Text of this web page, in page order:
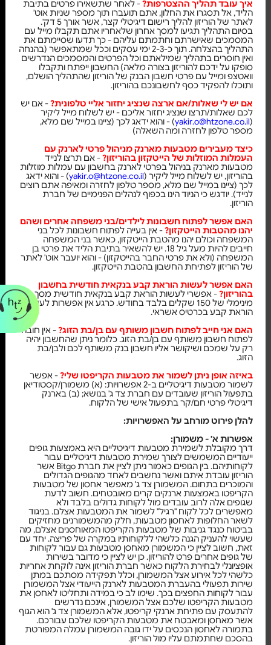
איך עובד תהליך ההצטרפות?- לאחר שתשאירו פרטים בתיבת
הליד, אל תסגרו את החלון, אתם תועברו תוך מספר שניות אוט'
לאתר של הוריזון להליך רישום דיגיטלי קצר, אשר אורך 5 דק'.
בסיום התהליך תגיעו למסך אחרון שלאחריו אתם תקבלו מייל עם
המסמכים שאישרתם וחתמתם עליהם - כך תדעו שסיימתם את
התהליך בהצלחה. תוך כ-2-3 ימי עסקים וככל שמתאפשר (בהנחה
ואין חוסרים בתהליך שמילאתם וכל הפרטים והמסמכים הנדרשים
סופקו על ידכם להוריזון בצורה מלאה) החשבון ייפתח ותקבלו
וואטצפ ומייל עם פרטי חשבון הבנק של הוריזון שהתהליך הושלם,
ותוכלו להפקיד כסף לחשבונכם בהוריזון.
אם יש לי שאלות/אם ארצה שנציג יחזור אליי טלפונית?- אם יש
לכם שאלות/תרצו שנציג יחזור אליכם - יש לשלוח מייל ליקיר
(
yakir.o@htzone.co.il) - והוא ידאג לכך (ציינו במייל שם מלא,
מספר טלפון לחזרה ומה השאלה)
כיצד מעבירים מטבעות מארנק מניהול פרטי לארנק עם
העמלות המוזלות של הייטקזון בהוריזון?- אם תרצו לנייד
מטבעות מארנק בניהול בפרטי לארנק בחשבון עם עמלות מוזלות
בהוריזון, יש לשלוח מייל ליקיר (yakir.o@htzone.co.il) - והוא ידאג
לכך (ציינו במייל שם מלא, מספר טלפון לחזרה ומאיפה אתם רוצים
לנייד). יודגש כי הניוד הינו בכפוף לנהלים הפנימיים של חברת
הוריזון.
האם אפשר לפתוח חשבונות לילדים/בני משפחה אחרים ושהם
יהנו מהטבות הייטקזון?- אין בעייה לפתוח חשבונות לכל בני
המשפחה וכולם יהנו מהטבת הייטקזון, כאשר בני המשפחה
חייבים להיות מעל גיל 18. יש להשאיר בתיבת הליד את פרטי בן
המשפחה (ולא את פרטי החבר בהייטקזון) - והוא יועבר אוט' לאתר
של הוריזון לפתיחת החשבון בהטבת הייטקזון.
האם אפשר לעשות הוראת קבע בנקאית חודשית בחשבון
בהוריזון?- אפשרי לעשות הוראת קבע בנקאית חודשית מסך
מינימלי של 150 שקלים בלבד בחודש. כרגע אין אפשרות לעשות
הוראת קבע בכרטיס אשראי.
האם אני חייב לפתוח חשבון משותף עם בן/בת הזוג?- אין חובה
לפתוח חשבון משותף עם בן/בת הזוג. כלומר ניתן שהחשבון יהיה
רק על שמכם ושיקושר אליו חשבון בנק משותף לכם ולבן/בת
הזוג.
באיזה אופן ניתן לשמור את מטבעות הקריפטו שלי?- אפשר
לשמור מטבעות דיגיטליים ב-2 אפשרויות: (א) משמורן/קסטודיאן
בתפעול הוריזון שעובדים עם חברת צד ג' בנושא; (ב) בארנק
דיגיטלי פרטי חם/קר בתפעול אישי של הלקוח.
להלן פירוט מורחב על האפשרויות:
אפשרות א' - משמורן:
דרך מקובלת לשמירת מטבעות דיגיטליים היא באמצעות גופים
ייעודיים המשמשים לצורך שמירת מטבעות דיגיטליים עבור
לקוחותיהם. בין הגופים כאמור ניתן לציין את חברת Bitgo אשר
הוריזון עובדת איתם ואשר נחשבים לאחד מהגופים הגדולים
והמוכרים בתחום. המשמורן צד ג' מאפשר אחסון של מטבעות
הקריפטו באמצעות ארנקים קרים מאובטחים. חשוב לדעת
שגופים אלה לרוב עובדים מול לקוחות גדולים בלבד ולא
מאפשרים לכל לקוח "רגיל" לשמור את המטבעות אצלם. בניגוד
לשאר החלופות לאחסון מטבעות, חלק מהמשמורנים מחזיקים
בביטוח כנגד גניבות של מטבעות הקריפטו המאוחסנים אצלם, מה
שעשוי להעניק הגנה כלשהי ללקוחותיו במקרה של פריצה. יחד עם
זאת, חשוב לציין כי המשמורן מאחסן מטבעות גם עבור לקוחות
של גופים אחרים פרט להוריזון. כן יש לציין כי מדובר בשירות
אופציונלי לבחירת הלקוח כאשר חברת הוריזון אינה לוקחת אחריות
כלשהי לכל אירוע אצל המשמורן, וכלל תפקידה מסתכם במתן
שירות תפעולי בהעברת המטבעות לארנק הייעודי אצל המשמורן
עבור לקוחות החפצים בכך. שימו לב כי במידה ותחליטו לאחסן את
מטבעות הקריפטו שלכם אצל המשמורן, אינכם נדרשים
להתעסק עם פתיחת ארנקי קריפטו, אלא המשמורן צד ג' הוא הגוף
אשר מאחסן ומאבטח את מטבעות הקריפטו שלכם עבורכם.
בתמורה לאחסון הנכסים על ידו גובה המשמורן עמלה המפורטת
בהסכם שחתמתם עליו מול הוריזון.